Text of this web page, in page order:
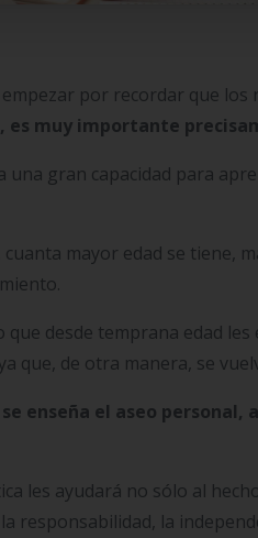
por recordar que
es muy importante
una gran capacidad para
cuanta mayor edad se tiene,
que desde temprana edad
que, de otra manera, se
enseña el aseo
les ayudará no sólo al
responsabilidad, la